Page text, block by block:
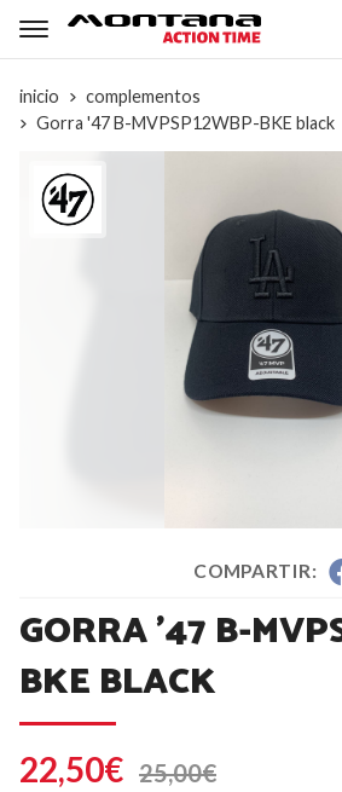
inicio
complementos
Gorra '47 B-MVPSP12WBP-BKE black
COMPARTIR:
GORRA '47 B-
BKE BLACK
22,50€ 25,00€